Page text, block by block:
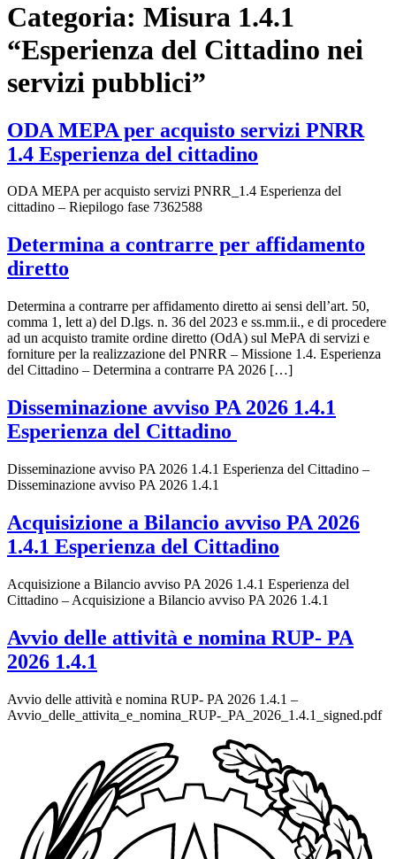
Categoria: Misura 1.4.1
“Esperienza del Cittadino nei
servizi pubblici”
ODA MEPA per acquisto servizi PNRR
1.4 Esperienza del cittadino
ODA MEPA per acquisto servizi PNRR_1.4 Esperienza del
cittadino – Riepilogo fase 7362588
Determina a contrarre per affidamento
diretto
Determina a contrarre per affidamento diretto ai sensi dell’art. 50,
comma 1, lett a) del D.lgs. n. 36 del 2023 e ss.mm.ii., e di procedere
ad un acquisto tramite ordine diretto (OdA) sul MePA di servizi e
forniture per la realizzazione del PNRR – Missione 1.4. Esperienza
del Cittadino – Determina a contrarre PA 2026 […]
Disseminazione avviso PA 2026 1.4.1
Esperienza del Cittadino
Disseminazione avviso PA 2026 1.4.1 Esperienza del Cittadino –
Disseminazione avviso PA 2026 1.4.1
Acquisizione a Bilancio avviso PA 2026
1.4.1 Esperienza del Cittadino
Acquisizione a Bilancio avviso PA 2026 1.4.1 Esperienza del
Cittadino – Acquisizione a Bilancio avviso PA 2026 1.4.1
Avvio delle attività e nomina RUP- PA
2026 1.4.1
Avvio delle attività e nomina RUP- PA 2026 1.4.1 –
Avvio_delle_attivita_e_nomina_RUP-_PA_2026_1.4.1_signed.pdf